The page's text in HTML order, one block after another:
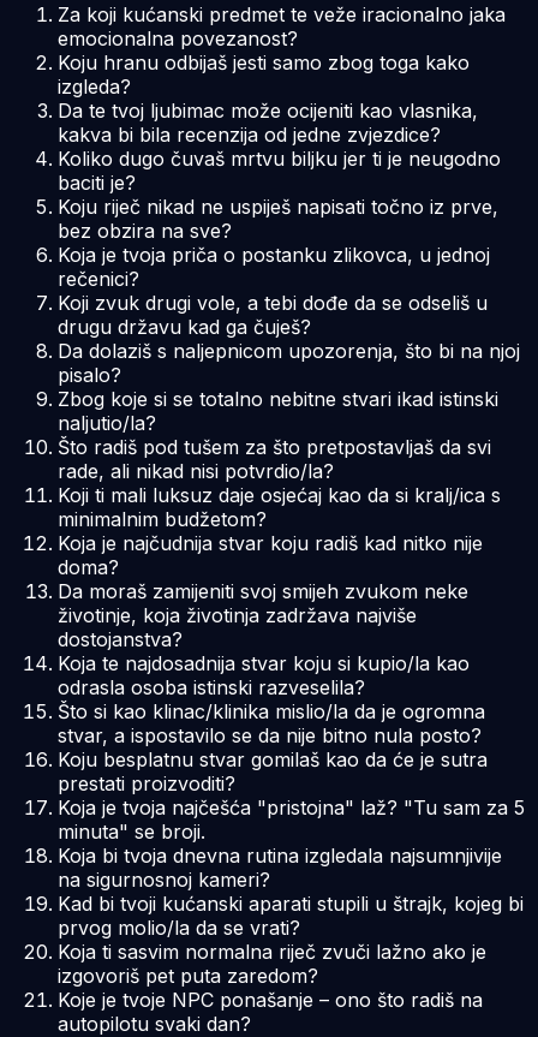
Za koji kućanski predmet te veže iracionalno jaka
emocionalna povezanost?
Koju hranu odbijaš jesti samo zbog toga kako
izgleda?
Da te tvoj ljubimac može ocijeniti kao vlasnika,
kakva bi bila recenzija od jedne zvjezdice?
Koliko dugo čuvaš mrtvu biljku jer ti je neugodno
baciti je?
Koju riječ nikad ne uspiješ napisati točno iz prve,
bez obzira na sve?
Koja je tvoja priča o postanku zlikovca, u jednoj
rečenici?
Koji zvuk drugi vole, a tebi dođe da se odseliš u
drugu državu kad ga čuješ?
Da dolaziš s naljepnicom upozorenja, što bi na njoj
pisalo?
Zbog koje si se totalno nebitne stvari ikad istinski
naljutio/la?
Što radiš pod tušem za što pretpostavljaš da svi
rade, ali nikad nisi potvrdio/la?
Koji ti mali luksuz daje osjećaj kao da si kralj/ica s
minimalnim budžetom?
Koja je najčudnija stvar koju radiš kad nitko nije
doma?
Da moraš zamijeniti svoj smijeh zvukom neke
životinje, koja životinja zadržava najviše
dostojanstva?
Koja te najdosadnija stvar koju si kupio/la kao
odrasla osoba istinski razveselila?
Što si kao klinac/klinika mislio/la da je ogromna
stvar, a ispostavilo se da nije bitno nula posto?
Koju besplatnu stvar gomilaš kao da će je sutra
prestati proizvoditi?
Koja je tvoja najčešća "pristojna" laž? "Tu sam za 5
minuta" se broji.
Koja bi tvoja dnevna rutina izgledala najsumnjivije
na sigurnosnoj kameri?
Kad bi tvoji kućanski aparati stupili u štrajk, kojeg bi
prvog molio/la da se vrati?
Koja ti sasvim normalna riječ zvuči lažno ako je
izgovoriš pet puta zaredom?
Koje je tvoje NPC ponašanje – ono što radiš na
autopilotu svaki dan?